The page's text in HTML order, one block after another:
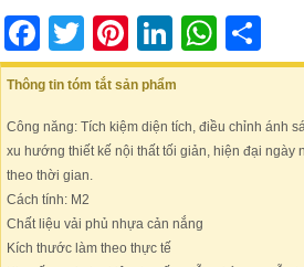
Facebook
TwitterPinterest
LinkedIn
Thông tin tóm tắt sản phẩm
Công năng: Tích kiệm diện tích, điều chỉnh ánh
xu hướng thiết kế nội thất tối giản, hiện đại ngày
theo thời gian.
Cách tính: M2
Chất liệu vải phủ nhựa cản nắng
Kích thước làm theo thực tế